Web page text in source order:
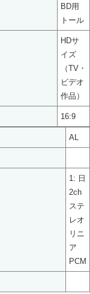
BD用
トール
HDサ
イズ
（TV・
ビデオ
作品）
16:9
AL
1: 日
2ch
ステ
レオ
リニ
ア
PCM